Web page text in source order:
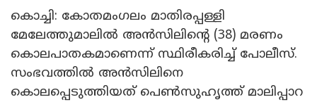
കൊച്ചി: കോതമംഗലം മാതിരപ്പള്ളി
മേലേത്തുമാലിൽ അൻസിലിന്റെ (38) മരണം
കൊലപാതകമാണെന്ന് സ്ഥിരീകരിച്ച് പോലീസ്.
സംഭവത്തിൽ അൻസിലിനെ
കൊലപ്പെടുത്തിയത് പെൺസുഹൃത്ത് മാലിപ്പാറ